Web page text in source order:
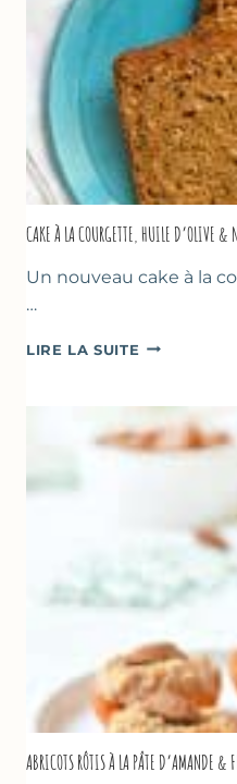
CAKE À LA COURGETTE, HUILE D’OLIVE &
Un nouveau cake à la
…
LIRE LA SUITE CAKE
COURGETTE,
HUILE
D’OLIVE
ABRICOTS RÔTIS À LA PÂTE D’AMANDE &